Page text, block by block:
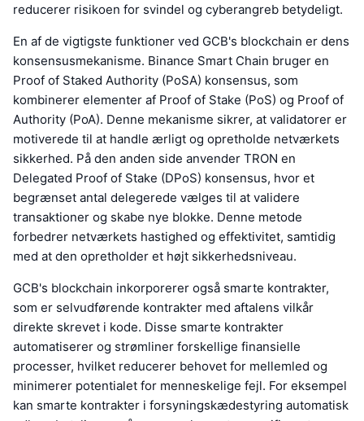
reducerer risikoen for svindel og cyberangreb betydeligt.
En af de vigtigste funktioner ved GCB's blockchain er dens
konsensusmekanisme. Binance Smart Chain bruger en
Proof of Staked Authority (PoSA) konsensus, som
kombinerer elementer af Proof of Stake (PoS) og Proof of
Authority (PoA). Denne mekanisme sikrer, at validatorer er
motiverede til at handle ærligt og opretholde netværkets
sikkerhed. På den anden side anvender TRON en
Delegated Proof of Stake (DPoS) konsensus, hvor et
begrænset antal delegerede vælges til at validere
transaktioner og skabe nye blokke. Denne metode
forbedrer netværkets hastighed og effektivitet, samtidig
med at den opretholder et højt sikkerhedsniveau.
GCB's blockchain inkorporerer også smarte kontrakter,
som er selvudførende kontrakter med aftalens vilkår
direkte skrevet i kode. Disse smarte kontrakter
automatiserer og strømliner forskellige finansielle
processer, hvilket reducerer behovet for mellemled og
minimerer potentialet for menneskelige fejl. For eksempel
kan smarte kontrakter i forsyningskædestyring automatisk